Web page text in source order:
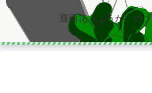
風雨花（ふうか）の